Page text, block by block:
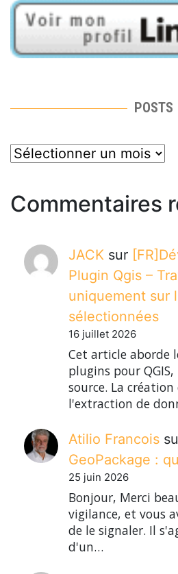
POSTS
posts
Commentaires
JACK sur
Plugin Qgis –
uniquement sur
sélectionnées
16 juillet 2026
Cet article aborde
plugins pour
source. La
l'extraction de
Atilio Francois
GeoPackage :
25 juin 2026
Bonjour, Merci
vigilance, et vous
de le signaler. Il
d'un…